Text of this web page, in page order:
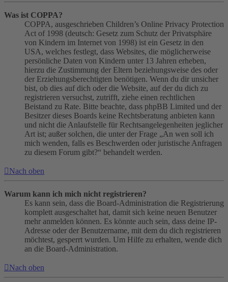
Was ist COPPA?
COPPA, ausgeschrieben Children’s Online Privacy Protection
Act of 1998 (deutsch: Gesetz zum Schutz der Privatsphäre
von Kindern im Internet von 1998) ist ein Gesetz in den
USA, welches festlegt, dass Websites, die möglicherweise
persönliche Daten von Kindern unter 13 Jahren erheben,
hierzu die Zustimmung der Eltern beziehungsweise des oder
der Erziehungsberechtigten benötigen. Wenn du dir unsicher
bist, ob dies auf dich oder die Website, auf der du dich zu
registrieren versuchst, zutrifft, ziehe einen rechtlichen
Beistand zu Rate. Bitte beachte, dass phpBB Limited und der
Besitzer dieses Boards keine Rechtsberatung anbieten kann
und nicht die Anlaufstelle für Rechtsangelegenheiten jeglicher
Art ist; außer solchen, die unter der Frage „An wen soll ich
mich wenden, falls es Beschwerden oder juristische Anfragen
zu diesem Forum gibt?“ behandelt werden.
Nach oben
Warum kann ich mich nicht registrieren?
Es kann sein, dass die Board-Administration die Registrierung
komplett ausgeschaltet hat, damit sich keine neuen Benutzer
mehr anmelden können. Es könnte auch sein, dass deine IP-
Adresse oder der Benutzername, mit dem du dich registrieren
möchtest, gesperrt wurden. Um Hilfe zu erhalten, wende dich
an die Board-Administration.
Nach oben